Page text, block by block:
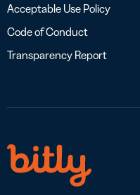
Acceptable Use Policy
Code of Conduct
Transparency Report